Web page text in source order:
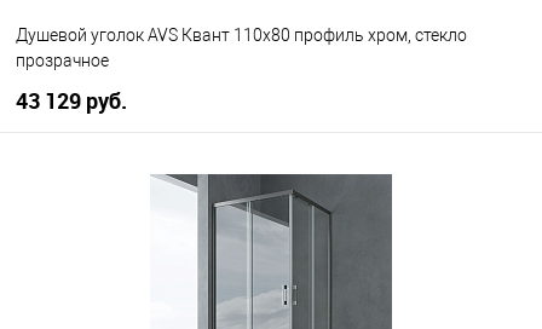
Душевой уголок AVS Квант 110x80 профиль хром, стекло
прозрачное
43 129 руб.
В корзину
В наличии